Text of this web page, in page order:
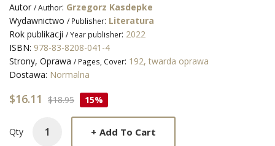
Autor / Author: Grzegorz Kasdepke
Wydawnictwo / Publisher: Literatura
Rok publikacji / Year publisher: 2022
ISBN: 978-83-8208-041-4
Strony, Oprawa / Pages, Cover: 192, twarda oprawa
Dostawa: Normalna
$16.11 $18.95 15%
Qty + Add To Cart